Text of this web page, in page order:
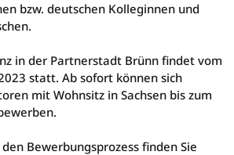
bzw. deutschen Kolleginnen und
in der Partnerstadt Brünn findet vom
statt. Ab sofort können sich
mit Wohnsitz in Sachsen bis zum
Bewerbungsprozess finden Sie